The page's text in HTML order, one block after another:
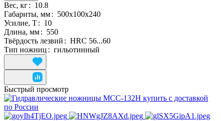
Вес, кг: 10.8
Габариты, мм: 500х100х240
Усилие, Т: 10
Длина, мм: 550
Твёрдость лезвий : HRC 56...60
Тип ножниц : гильотинный
Быстрый просмотр